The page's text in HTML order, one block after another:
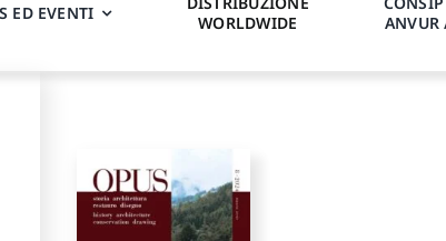
ED EVENTI
WORLDWIDE
ANVUR